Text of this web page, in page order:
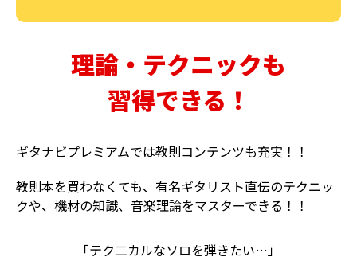
理論・テクニックも
習得できる！
ギタナビプレミアムでは教則コンテンツも充実！！
教則本を買わなくても、有名ギタリスト直伝のテクニッ
クや、機材の知識、音楽理論をマスターできる！！
「テク二カルなソロを弾きたい…」